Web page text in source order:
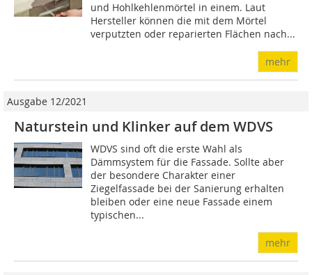
und Hohlkehlenmörtel in einem. Laut
Hersteller können die mit dem Mörtel
verputzten oder reparierten Flächen nach...
mehr
Ausgabe 12/2021
Naturstein und Klinker auf dem WDVS
WDVS sind oft die erste Wahl als
Dämmsystem für die Fassade. Sollte aber
der besondere Charakter einer
Ziegelfassade bei der Sanierung erhalten
bleiben oder eine neue Fassade einem
typischen...
mehr